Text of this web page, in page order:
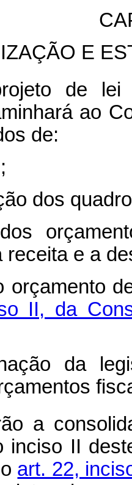
E
de lei
ao
de:
dos
receita e a
orçamento
II, da
da
a
inciso II
art. 22,